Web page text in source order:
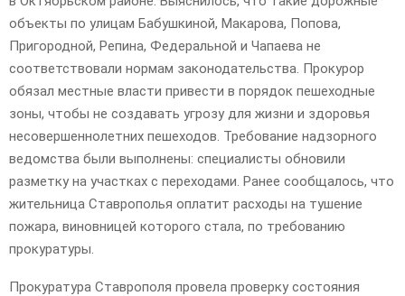
объекты по улицам Бабушкиной, Макарова, Попова,
Пригородной, Репина, Федеральной и Чапаева не
соответствовали нормам законодательства. Прокурор
обязал местные власти привести в порядок пешеходные
зоны, чтобы не создавать угрозу для жизни и здоровья
несовершеннолетних пешеходов. Требование надзорного
ведомства были выполнены: специалисты обновили
разметку на участках с переходами. Ранее сообщалось, что
жительница Ставрополья оплатит расходы на тушение
пожара, виновницей которого стала, по требованию
прокуратуры.
Прокуратура Ставрополя провела проверку состояния